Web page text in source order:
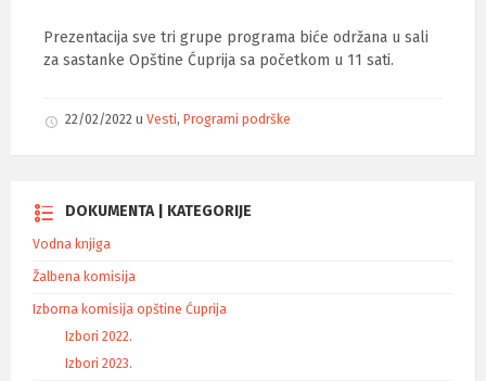
Prezentacija sve tri grupe programa biće održana u sali
za sastanke Opštine Ćuprija sa početkom u 11 sati.
22/02/2022 u Vesti, Programi podrške
DOKUMENTA | KATEGORIJE
Vodna knjiga
Žalbena komisija
Izborna komisija opštine Ćuprija
Izbori 2022.
Izbori 2023.